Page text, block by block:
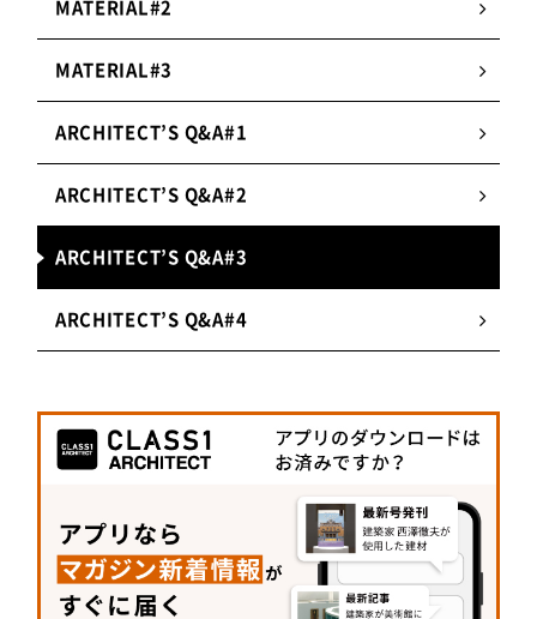
MATERIAL#2
MATERIAL#3
ARCHITECT’S Q&A#1
ARCHITECT’S Q&A#2
ARCHITECT’S Q&A#3
ARCHITECT’S Q&A#4